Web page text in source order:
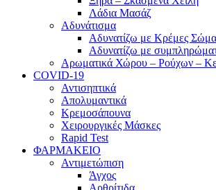
Λάδια Μασάζ
Αδυνάτισμα
Αδυνατίζω με Κρέμες
Αδυνατίζω με
Αρωματικά Χώρου – Ρούχων –
COVID-19
Αντισηπτικά
Απολυμαντικά
Κρεμοσάπουνα
Χειρουργικές Μάσκες
Rapid Test
ΦΑΡΜΑΚΕΙΟ
Αντιμετώπιση
Άγχος